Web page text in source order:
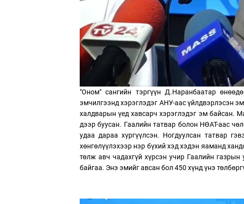
"Оном" сангийн тэргүүн Д.Наранбаатар
эмчилгээнд хэрэглэдэг АНУ-аас үйлдвэрлэсэн
халдварын үед хавсарч хэрэглэдэг эм байсан.
дээр буусан. Гаалийн татвар болон НӨАТ-аас
удаа дараа хүргүүлсэн. Ногдуулсан татвар
хөнгөлүүлэхээр нэр бүхий хэд хэдэн яаманд
төлж авч чадахгүй хүрсэн учир Гаалийн газрын
байгаа. Энэ эмийг авсан бол 450 хүнд үнэ